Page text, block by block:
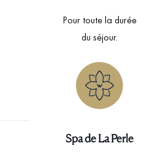
Pour toute la durée
du séjour.
Spa de La Perle